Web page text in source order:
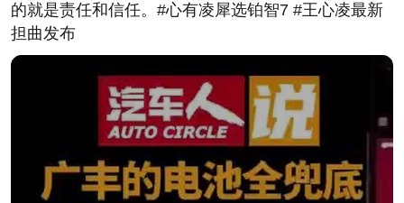
的就是责任和信任。#心有凌犀选铂智7 #王心凌最新
担曲发布